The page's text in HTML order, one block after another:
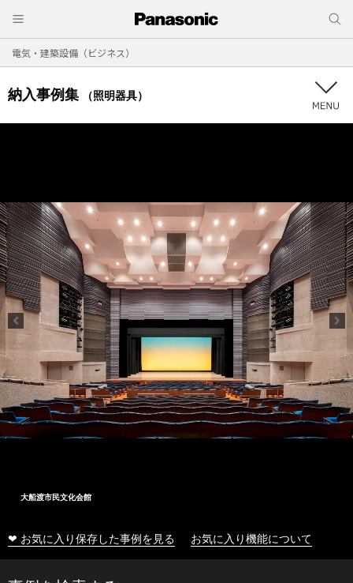
電気・建築設備（ビジネス）
納入事例集 （照明器具）
大船渡市民文化会館
❤ お気に入り保存した事例を見る お気に入り機能について